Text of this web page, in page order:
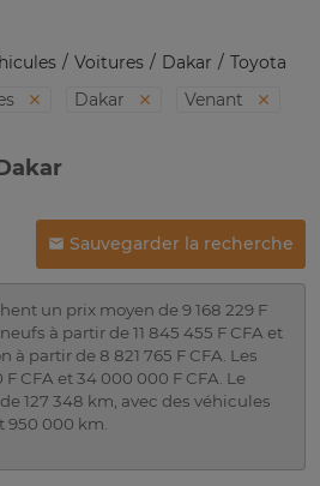
Voitures Dakar
Toyota
Dakar
Venant
Sauvegarder la recherche
un prix moyen de 9 168 229 F
à partir de 11 845 455 F CFA et
partir de 8 821 765 F CFA. Les
CFA et 34 000 000 F CFA. Le
127 348 km, avec des véhicules
950 000 km.